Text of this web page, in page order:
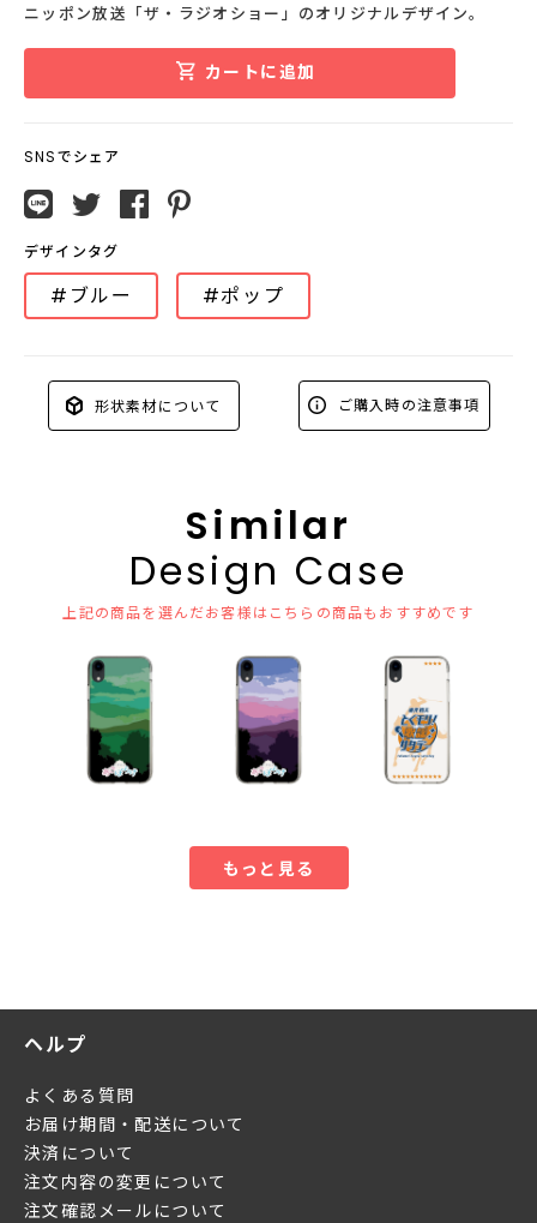
ニッポン放送「ザ・ラジオショー」のオリジナルデザイン。
カートに追加
SNSでシェア
デザインタグ
#ブルー #ポップ
形状素材について ご購入時の注意事項
Similar
Design Case
上記の商品を選んだお客様はこちらの商品もおすすめです
もっと見る
ヘルプ
よくある質問
お届け期間・配送について
決済について
注文内容の変更について
注文確認メールについて